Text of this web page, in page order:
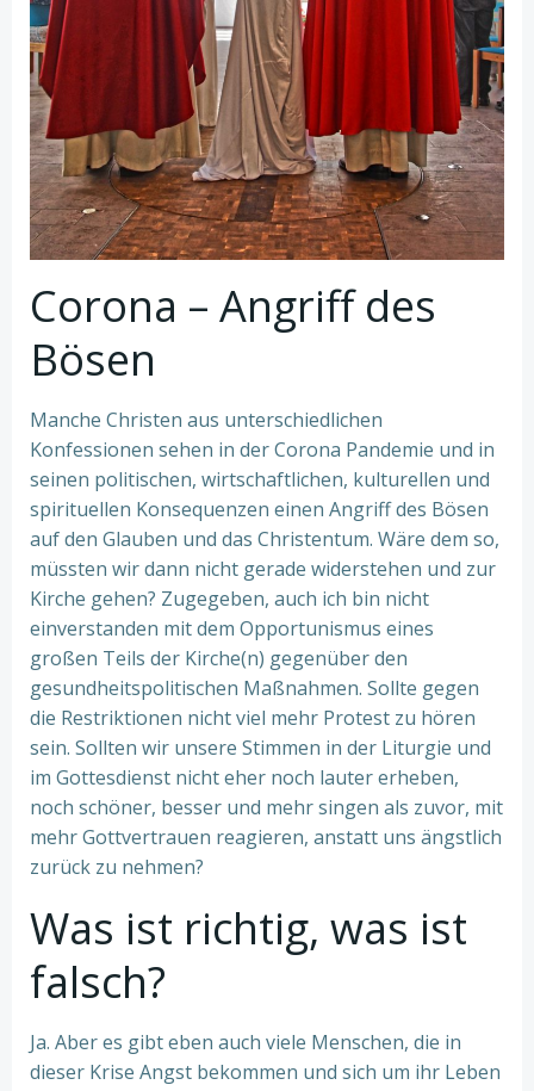
Corona – Angriff des
Bösen
Manche Christen aus unterschiedlichen
Konfessionen sehen in der Corona Pandemie und in
seinen politischen, wirtschaftlichen, kulturellen und
spirituellen Konsequenzen einen Angriff des Bösen
auf den Glauben und das Christentum. Wäre dem so,
müssten wir dann nicht gerade widerstehen und zur
Kirche gehen? Zugegeben, auch ich bin nicht
einverstanden mit dem Opportunismus eines
großen Teils der Kirche(n) gegenüber den
gesundheitspolitischen Maßnahmen. Sollte gegen
die Restriktionen nicht viel mehr Protest zu hören
sein. Sollten wir unsere Stimmen in der Liturgie und
im Gottesdienst nicht eher noch lauter erheben,
noch schöner, besser und mehr singen als zuvor, mit
mehr Gottvertrauen reagieren, anstatt uns ängstlich
zurück zu nehmen?
Was ist richtig, was ist
falsch?
Ja. Aber es gibt eben auch viele Menschen, die in
dieser Krise Angst bekommen und sich um ihr Leben